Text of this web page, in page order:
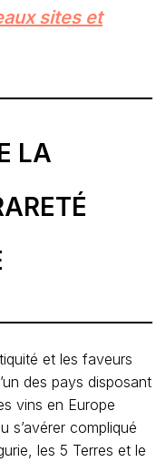
sites et
LA
et les faveurs
des pays disposant
vins en Europe
s’avérer compliqué
les 5 Terres et le